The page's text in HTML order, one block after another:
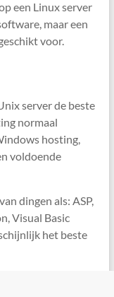
een Linux server
maar een
voor.
server de beste
normaal
hosting,
voldoende
dingen als: ASP,
Visual Basic
het beste